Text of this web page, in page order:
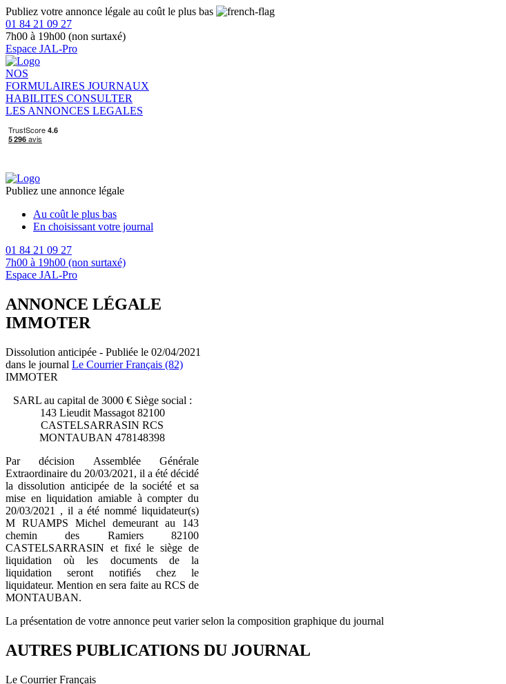
Publiez votre annonce légale au coût le plus bas
01 84 21 09 27
7h00 à 19h00 (non surtaxé)
Espace JAL-Pro
NOS
FORMULAIRES JOURNAUX
HABILITES CONSULTER
LES ANNONCES LEGALES
Publiez une annonce légale
Au coût le plus bas
En choisissant votre journal
01 84 21 09 27
7h00 à 19h00 (non surtaxé)
Espace JAL-Pro
ANNONCE LÉGALE
IMMOTER
Dissolution anticipée - Publiée le 02/04/2021
dans le journal Le Courrier Français (82)
IMMOTER
SARL au capital de 3000 € Siège social :
143 Lieudit Massagot 82100
CASTELSARRASIN RCS
MONTAUBAN 478148398
Par décision Assemblée Générale
Extraordinaire du 20/03/2021, il a été décidé
la dissolution anticipée de la société et sa
mise en liquidation amiable à compter du
20/03/2021 , il a été nommé liquidateur(s)
M RUAMPS Michel demeurant au 143
chemin des Ramiers 82100
CASTELSARRASIN et fixé le siège de
liquidation où les documents de la
liquidation seront notifiés chez le
liquidateur. Mention en sera faite au RCS de
MONTAUBAN.
La présentation de votre annonce peut varier selon la composition graphique du journal
AUTRES PUBLICATIONS DU JOURNAL
Le Courrier Français